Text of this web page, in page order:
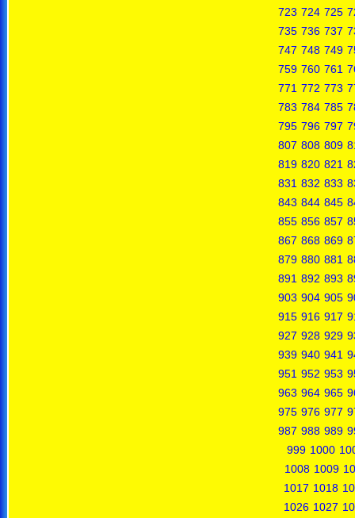
723 724 725
735 736 737
747 748 749
759 760 761
771 772 773
783 784 785
795 796 797
807 808 809
819 820 821
831 832 833
843 844 845
855 856 857
867 868 869
879 880 881
891 892 893
903 904 905
915 916 917
927 928 929
939 940 941
951 952 953
963 964 965
975 976 977
987 988 989
999 1000
1008 1009
1017 1018
1026 1027